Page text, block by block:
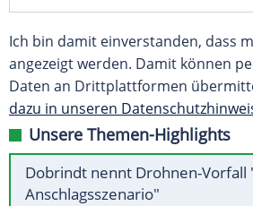
Ich bin damit einverstanden, dass
angezeigt werden. Damit können
Daten an Drittplattformen
dazu in unseren
Unsere Themen-Highlights
Dobrindt nennt Drohnen-Vorfall
Anschlagsszenario"